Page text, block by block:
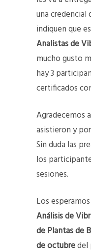
una credencial
indiquen que
Analistas de
mucho gusto
hay 3
certificados
Agradecemos
asistieron y
Sin duda las
los
sesiones.
Los
Análisis de
de Plantas de
de octubredel